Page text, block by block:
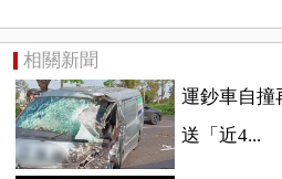
相關新聞
運鈔車自撞
送「近4...